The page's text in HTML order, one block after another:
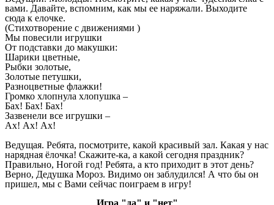
вами. Давайте, вспомним, как мы ее наряжали. Выходите
сюда к елочке.
(Стихотворение с движениями )
Мы повесили игрушки
От подставки до макушки:
Шарики цветные,
Рыбки золотые,
Золотые петушки,
Разноцветные флажки!
Громко хлопнула хлопушка –
Бах! Бах! Бах!
Зазвенели все игрушки –
Ах! Ах! Ах!
Ведущая. Ребята, посмотрите, какой красивый зал. Какая у нас
нарядная ёлочка! Скажите-ка, а какой сегодня праздник?
Правильно, Ногой год! Ребята, а кто приходит в этот день?
Верно, Дедушка Мороз. Видимо он заблудился! А что бы он
пришел, мы с Вами сейчас поиграем в игру!
Игра "да" и "нет"